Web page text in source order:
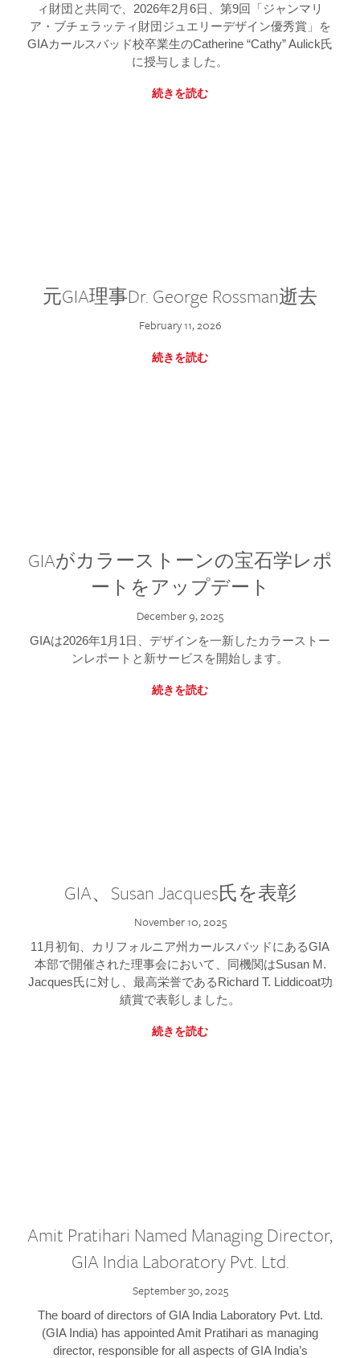
ィ財団と共同で、2026年2月6日、第9回「ジャンマリ
ア・ブチェラッティ財団ジュエリーデザイン優秀賞」を
GIAカールスバッド校卒業生のCatherine “Cathy” Aulick氏
に授与しました。
続きを読む
元GIA理事Dr. George Rossman逝去
February 11, 2026
続きを読む
GIAがカラーストーンの宝石学レポ
ートをアップデート
December 9, 2025
GIAは2026年1月1日、デザインを一新したカラーストー
ンレポートと新サービスを開始します。
続きを読む
GIA、Susan Jacques氏を表彰
November 10, 2025
11月初旬、カリフォルニア州カールスバッドにあるGIA
本部で開催された理事会において、同機関はSusan M.
Jacques氏に対し、最高栄誉であるRichard T. Liddicoat功
績賞で表彰しました。
続きを読む
Amit Pratihari Named Managing Director,
GIA India Laboratory Pvt. Ltd.
September 30, 2025
The board of directors of GIA India Laboratory Pvt. Ltd.
(GIA India) has appointed Amit Pratihari as managing
director, responsible for all aspects of GIA India’s